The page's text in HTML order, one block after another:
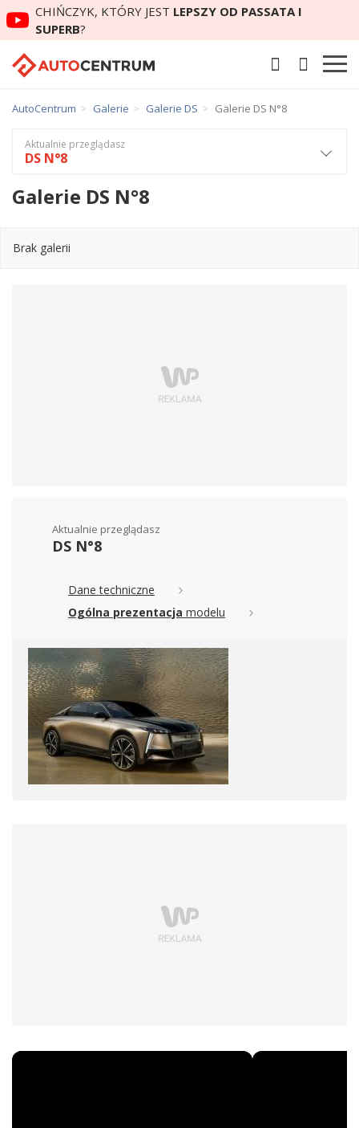
CHIŃCZYK, KTÓRY JEST LEPSZY OD PASSATA I
SUPERB?
AutoCentrum Galerie Galerie DS Galerie DS N°8
Galerie DS N°8
Brak galerii
Aktualnie przeglądasz
DS N°8
Aktualnie przeglądasz
DS N°8
Dane techniczne
Ogólna prezentacja modelu